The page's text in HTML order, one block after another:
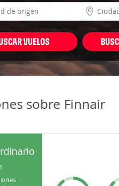
VUELOS
sobre Finnair